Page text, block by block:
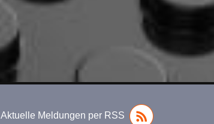
Aktuelle Meldungen per RSS